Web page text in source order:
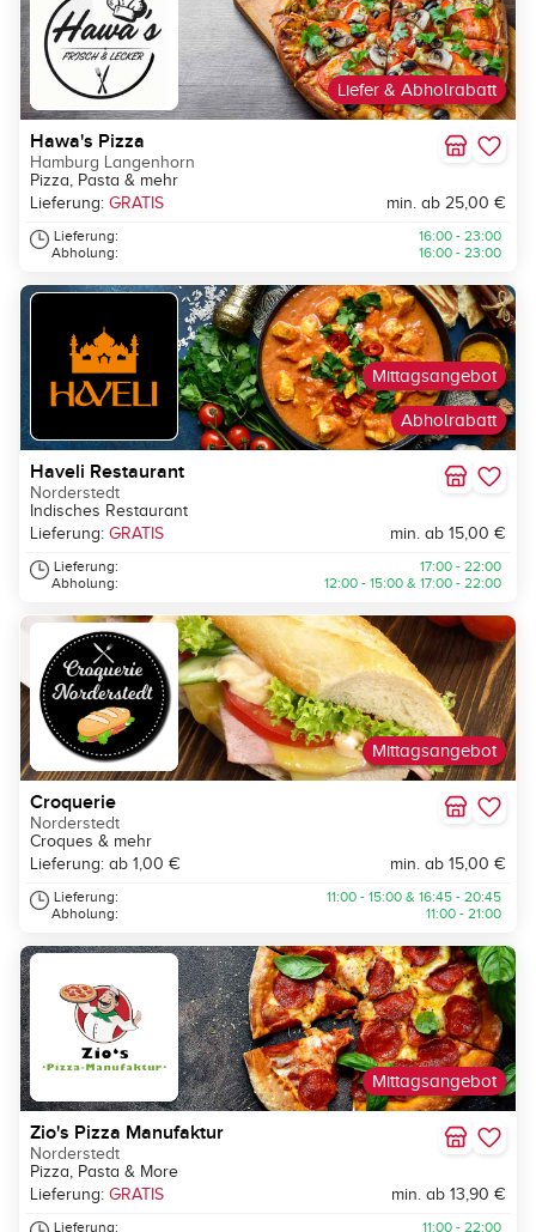
Liefer & Abholrabatt
Hawa's Pizza
Hamburg Langenhorn
Pizza, Pasta & mehr
Lieferung: GRATIS min. ab 25,00 €
Lieferung:
Abholung:
16:00 - 23:00
16:00 - 23:00
Abholrabatt
Mittagsangebot
Haveli Restaurant
Norderstedt
Indisches Restaurant
Lieferung: GRATIS min. ab 15,00 €
Lieferung:
Abholung:
17:00 - 22:00
12:00 - 15:00 & 17:00 - 22:00
Mittagsangebot
Croquerie
Norderstedt
Croques & mehr
Lieferung: ab 1,00 €
min. ab 15,00 €
Lieferung:
Abholung:
11:00 - 15:00 & 16:45 - 20:45
11:00 - 21:00
Mittagsangebot
Zio's Pizza Manufaktur
Norderstedt
Pizza, Pasta & More
Lieferung: GRATIS min. ab 13,90 €
Lieferung: 11:00 - 22:00